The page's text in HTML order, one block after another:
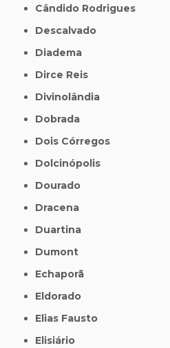
Cândido Rodrigues
Descalvado
Diadema
Dirce Reis
Divinolândia
Dobrada
Dois Córregos
Dolcinópolis
Dourado
Dracena
Duartina
Dumont
Echaporã
Eldorado
Elias Fausto
Elisiário